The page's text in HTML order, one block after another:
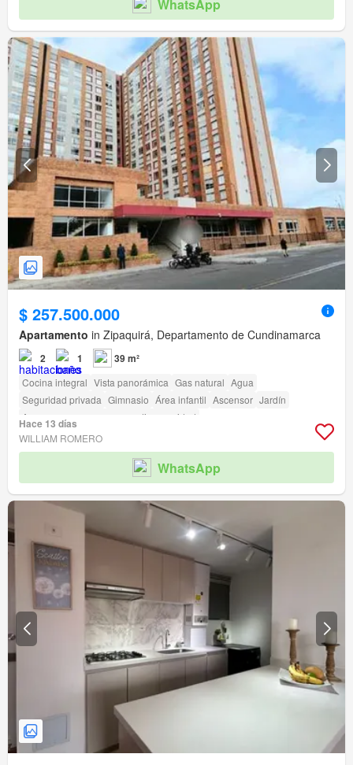
WhatsApp
$ 257.500.000
Apartamento in Zipaquirá, Departamento de Cundinamarca
2 1 39 m²
Cocina integral Vista panorámica Gas natural Agua
Seguridad privada Gimnasio Área infantil Ascensor Jardín
Acceso para personas con discapacidad
Hace 13 días
WILLIAM ROMERO
WhatsApp